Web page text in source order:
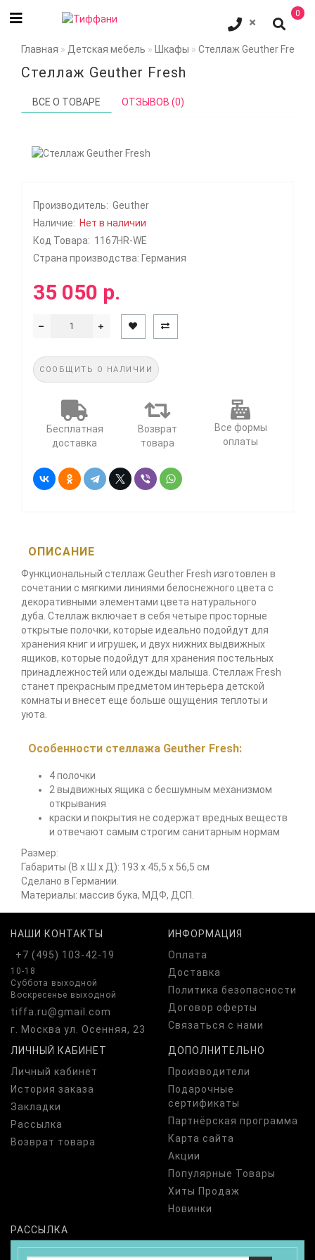
0
Главная Детская мебель Шкафы Стеллаж Geuther Fresh
Стеллаж Geuther Fresh
ВСЕ О ТОВАРЕ ОТЗЫВОВ (0)
Производитель: Geuther
Наличие: Нет в наличии
Код Товара: 1167HR-WE
Страна производства: Германия
35 050 р.
СООБЩИТЬ О НАЛИЧИИ
Бесплатная
доставка
Возврат
товара
Все формы
оплаты
ОПИСАНИЕ
Функциональный стеллаж Geuther Fresh изготовлен в
сочетании с мягкими линиями белоснежного цвета с
декоративными элементами цвета натурального
дуба. Стеллаж включает в себя четыре просторные
открытые полочки, которые идеально подойдут для
хранения книг и игрушек, и двух нижних выдвижных
ящиков, которые подойдут для хранения постельных
принадлежностей или одежды малыша. Стеллаж Fresh
станет прекрасным предметом интерьера детской
комнаты и внесет еще больше ощущения теплоты и
уюта.
Особенности стеллажа Geuther Fresh:
4 полочки
2 выдвижных ящика с бесшумным механизмом
открывания
краски и покрытия не содержат вредных веществ
и отвечают самым строгим санитарным нормам
Размер:
Габариты (В х Ш х Д): 193 x 45,5 x 56,5 см
Сделано в Германии.
Материалы: массив бука, МДФ, ДСП.
НАШИ КОНТАКТЫ
+7 (495) 103-42-19
10-18
Суббота выходной
Воскресенье выходной
tiffa.ru@gmail.com
г. Москва ул. Осенняя, 23
ИНФОРМАЦИЯ
Оплата
Доставка
Политика безопасности
Договор оферты
Связаться с нами
ЛИЧНЫЙ КАБИНЕТ
Личный кабинет
История заказа
Закладки
Рассылка
Возврат товара
ДОПОЛНИТЕЛЬНО
Производители
Подарочные
сертификаты
Партнёрская программа
Карта сайта
Акции
Популярные Товары
Хиты Продаж
Новинки
РАССЫЛКА